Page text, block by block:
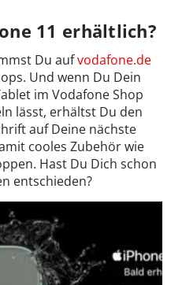
11 erhältlich?
Du aufvodafone.de
Und wenn Du Dein
im Vodafone Shop
lässt, erhältst Du den
auf Deine nächste
cooles Zubehör wie
Hast Du Dich schon
entschieden?